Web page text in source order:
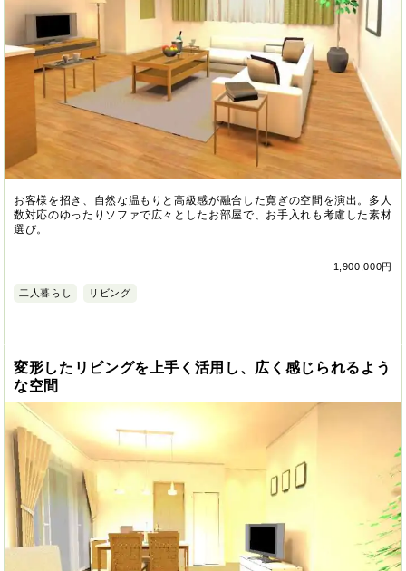
お客様を招き、自然な温もりと高級感が融合した寛ぎの空間を演出。多人
数対応のゆったりソファで広々としたお部屋で、お手入れも考慮した素材
選び。
1,900,000円
二人暮らし リビング
変形したリビングを上手く活用し、広く感じられるよう
な空間